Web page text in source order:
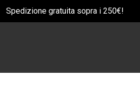
Spedizione gratuita sopra i 250€!